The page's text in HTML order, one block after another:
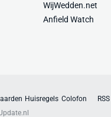
WijWedden.net
Anfield Watch
Huisregels Colofon RSS